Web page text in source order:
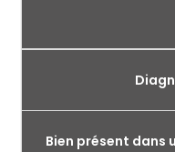
Bien présent dans